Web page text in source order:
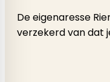
De eigenaresse
verzekerd van dat